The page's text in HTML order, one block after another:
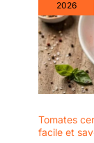
2026
Tomates
facile et